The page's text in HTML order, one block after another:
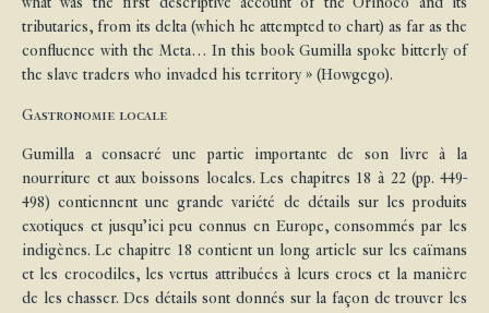
tributaries, from its delta (which he attempted to chart) as far as the
confluence with the Meta… In this book Gumilla spoke bitterly of
the slave traders who invaded his territory » (Howgego).
Gastronomie locale
Gumilla a consacré une partie importante de son livre à la
nourriture et aux boissons locales. Les chapitres 18 à 22 (pp. 449-
498) contiennent une grande variété de détails sur les produits
exotiques et jusqu’ici peu connus en Europe, consommés par les
indigènes. Le chapitre 18 contient un long article sur les caïmans
et les crocodiles, les vertus attribuées à leurs crocs et la manière
de les chasser. Des détails sont donnés sur la façon de trouver les